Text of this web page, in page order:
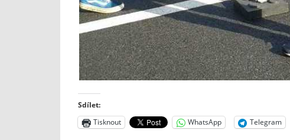
Sdílet:
Tisknout
WhatsApp Telegram